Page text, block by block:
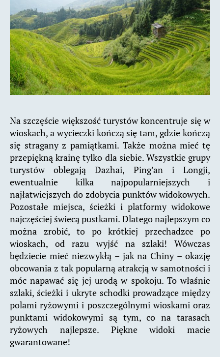
Na szczęście większość turystów koncentruje się w
wioskach, a wycieczki kończą się tam, gdzie kończą
się stragany z pamiątkami. Także można mieć tę
przepiękną krainę tylko dla siebie. Wszystkie grupy
turystów oblegają Dazhai, Ping’an i Longji,
ewentualnie kilka najpopularniejszych i
najłatwiejszych do zdobycia punktów widokowych.
Pozostałe miejsca, ścieżki i platformy widokowe
najczęściej świecą pustkami. Dlatego najlepszym co
można zrobić, to po krótkiej przechadzce po
wioskach, od razu wyjść na szlaki! Wówczas
będziecie mieć niezwykłą – jak na Chiny – okazję
obcowania z tak popularną atrakcją w samotności i
móc napawać się jej urodą w spokoju. To właśnie
szlaki, ścieżki i ukryte schodki prowadzące między
polami ryżowymi i poszczególnymi wioskami oraz
punktami widokowymi są tym, co na tarasach
ryżowych najlepsze. Piękne widoki macie
gwarantowane!